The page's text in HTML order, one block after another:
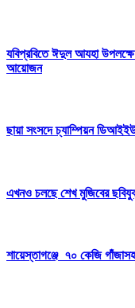
যবিপ্রবিতে ঈদুল আযহা
আয়োজন
ছায়া সংসদে চ্যাম্পিয়ন
এখনও চলছে শেখ মুজিবের
শায়েস্তাগঞ্জে ৭০ কেজি